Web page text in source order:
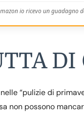
io ricevo un guadagno
DI
“pulizie di
non possono